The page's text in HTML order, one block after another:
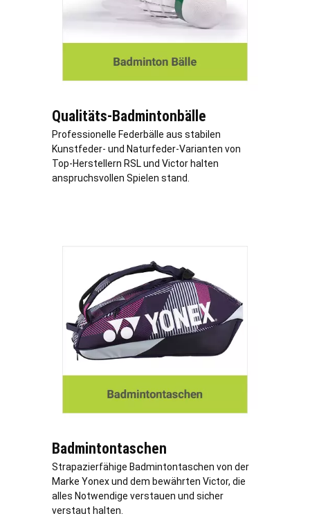
Qualitäts-Badmintonbälle
Professionelle Federbälle aus stabilen
Kunstfeder- und Naturfeder-Varianten von
Top-Herstellern RSL und Victor halten
anspruchsvollen Spielen stand.
Badmintontaschen
Strapazierfähige Badmintontaschen von der
Marke Yonex und dem bewährten Victor, die
alles Notwendige verstauen und sicher
verstaut halten.